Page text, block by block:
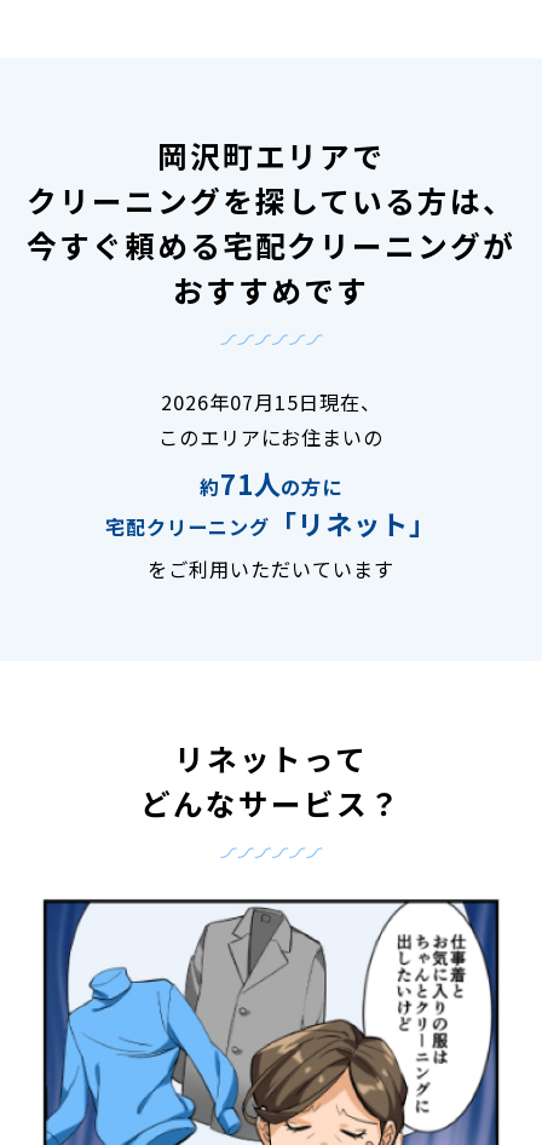
岡沢町エリアで
クリーニングを探している方は、
今すぐ頼める宅配クリーニングが
おすすめです
2026年07月15日現在、
このエリアにお住まいの
約71人の方に
宅配クリーニング
「リネット」
をご利用いただいています
リネットって
どんなサービス？